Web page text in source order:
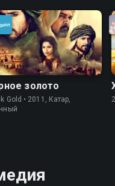
золото
Gold • 2011, Катар,